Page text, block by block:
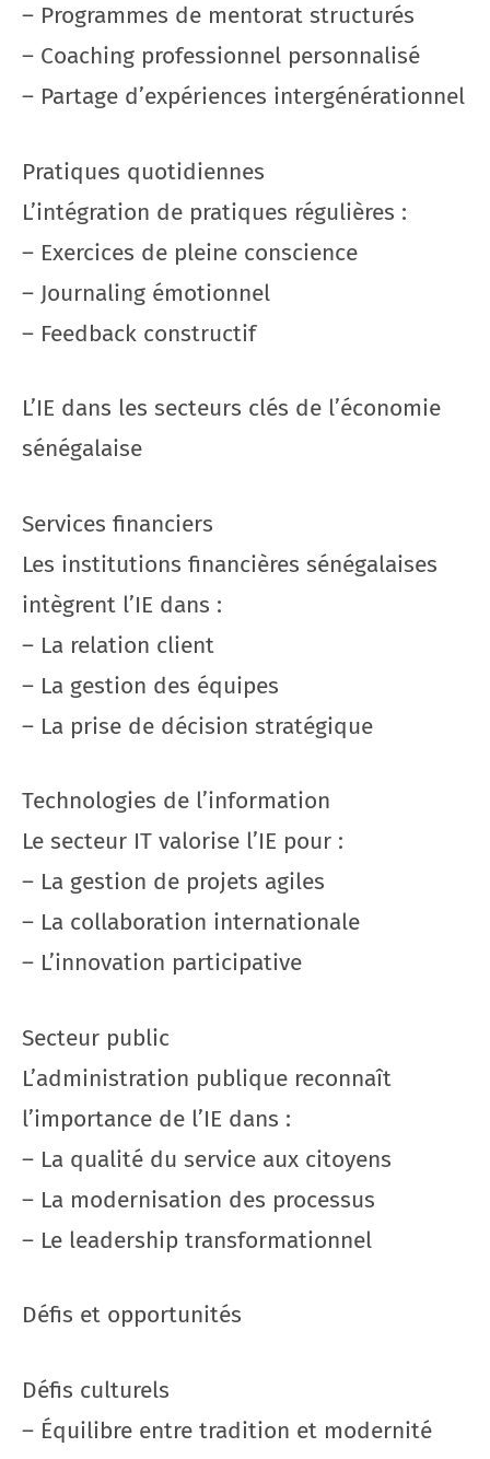
– Programmes de mentorat structurés
– Coaching professionnel personnalisé
– Partage d’expériences intergénérationnel
Pratiques quotidiennes
L’intégration de pratiques régulières :
– Exercices de pleine conscience
– Journaling émotionnel
– Feedback constructif
L’IE dans les secteurs clés de l’économie
sénégalaise
Services financiers
Les institutions financières sénégalaises
intègrent l’IE dans :
– La relation client
– La gestion des équipes
– La prise de décision stratégique
Technologies de l’information
Le secteur IT valorise l’IE pour :
– La gestion de projets agiles
– La collaboration internationale
– L’innovation participative
Secteur public
L’administration publique reconnaît
l’importance de l’IE dans :
– La qualité du service aux citoyens
– La modernisation des processus
– Le leadership transformationnel
Défis et opportunités
Défis culturels
– Équilibre entre tradition et modernité